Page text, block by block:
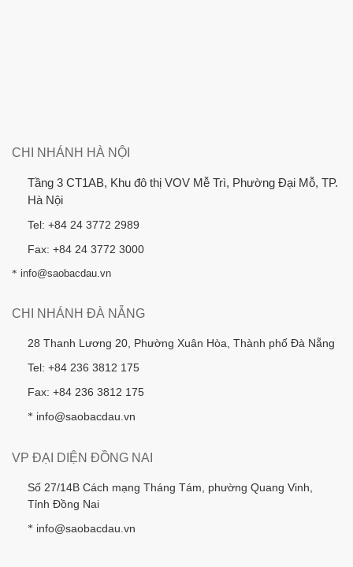
CHI NHÁNH HÀ NỘI
Tầng 3 CT1AB, Khu đô thị VOV Mễ Trì, Phường Đại Mỗ, TP.
Hà Nội
Tel: +84 24 3772 2989
Fax: +84 24 3772 3000
* info@saobacdau.vn
CHI NHÁNH ĐÀ NẴNG
28 Thanh Lương 20, Phường Xuân Hòa, Thành phố Đà Nẵng
Tel: +84 236 3812 175
Fax: +84 236 3812 175
* info@saobacdau.vn
VP ĐẠI DIỆN ĐỒNG NAI
Số 27/14B Cách mạng Tháng Tám, phường Quang Vinh,
Tỉnh Đồng Nai
* info@saobacdau.vn